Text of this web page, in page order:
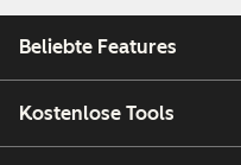
Beliebte Features
Kostenlose Tools